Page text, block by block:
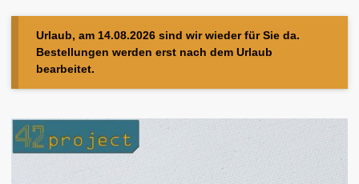
Urlaub, am 14.08.2026 sind wir wieder für Sie da.
Bestellungen werden erst nach dem Urlaub
bearbeitet.